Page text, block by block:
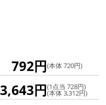
792円(本体 720円)
3,643円(1点当 728円)
(本体 3,312円)